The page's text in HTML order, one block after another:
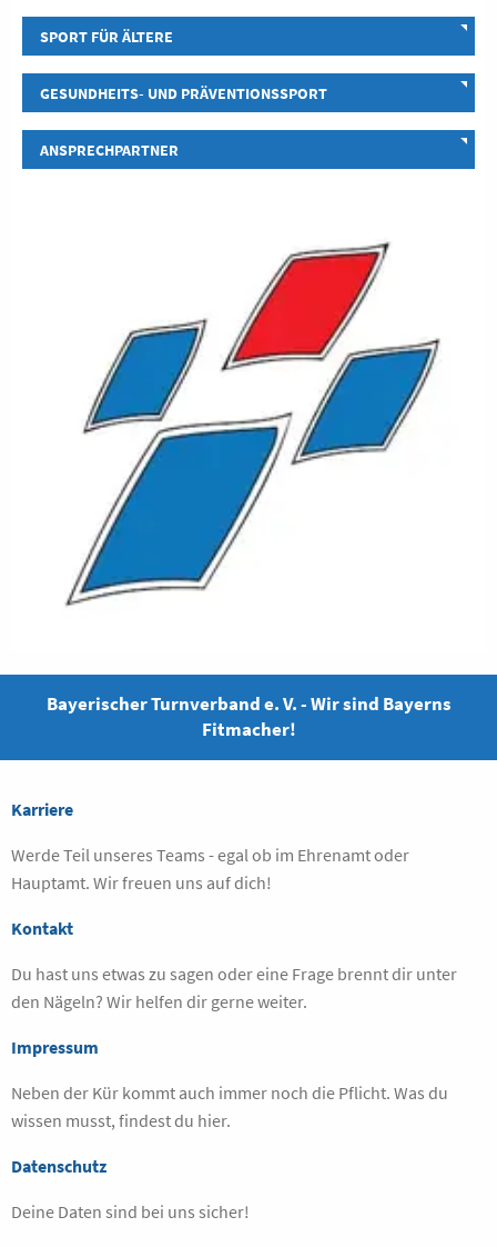
SPORT FÜR ÄLTERE
GESUNDHEITS- UND PRÄVENTIONSSPORT
ANSPRECHPARTNER
Bayerischer Turnverband e. V. - Wir sind Bayerns
Fitmacher!
Karriere
Werde Teil unseres Teams - egal ob im Ehrenamt oder
Hauptamt. Wir freuen uns auf dich!
Kontakt
Du hast uns etwas zu sagen oder eine Frage brennt dir unter
den Nägeln? Wir helfen dir gerne weiter.
Impressum
Neben der Kür kommt auch immer noch die Pflicht. Was du
wissen musst, findest du hier.
Datenschutz
Deine Daten sind bei uns sicher!